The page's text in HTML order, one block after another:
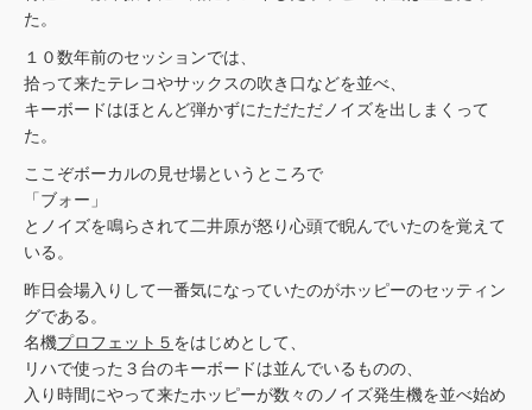
た。
１０数年前のセッションでは、
拾って来たテレコやサックスの吹き口などを並べ、
キーボードはほとんど弾かずにただただノイズを出しまくって
た。
ここぞボーカルの見せ場というところで
「ブォー」
とノイズを鳴らされて二井原が怒り心頭で睨んでいたのを覚えて
いる。
昨日会場入りして一番気になっていたのがホッピーのセッティン
グである。
名機プロフェット５ をはじめとして、
リハで使った３台のキーボードは並んでいるものの、
入り時間にやって来たホッピーが数々のノイズ発生機を並べ始め